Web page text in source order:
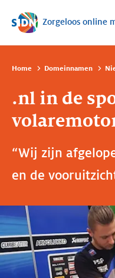
Sla navigatie over
Zorgeloos online
Home Domeinnamen
.nl in de
“Wij zijn
en de